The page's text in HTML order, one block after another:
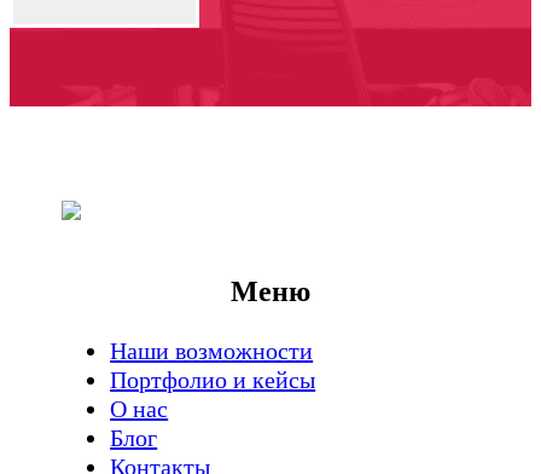
Меню
Наши возможности
Портфолио и кейсы
О нас
Блог
Контакты